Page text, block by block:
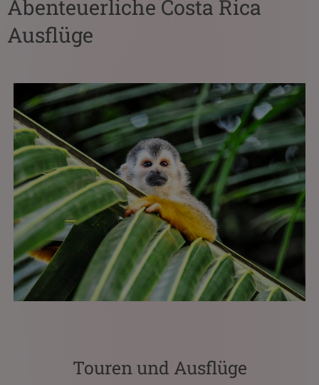
Abenteuerliche Costa Rica
Ausflüge
Touren und Ausflüge